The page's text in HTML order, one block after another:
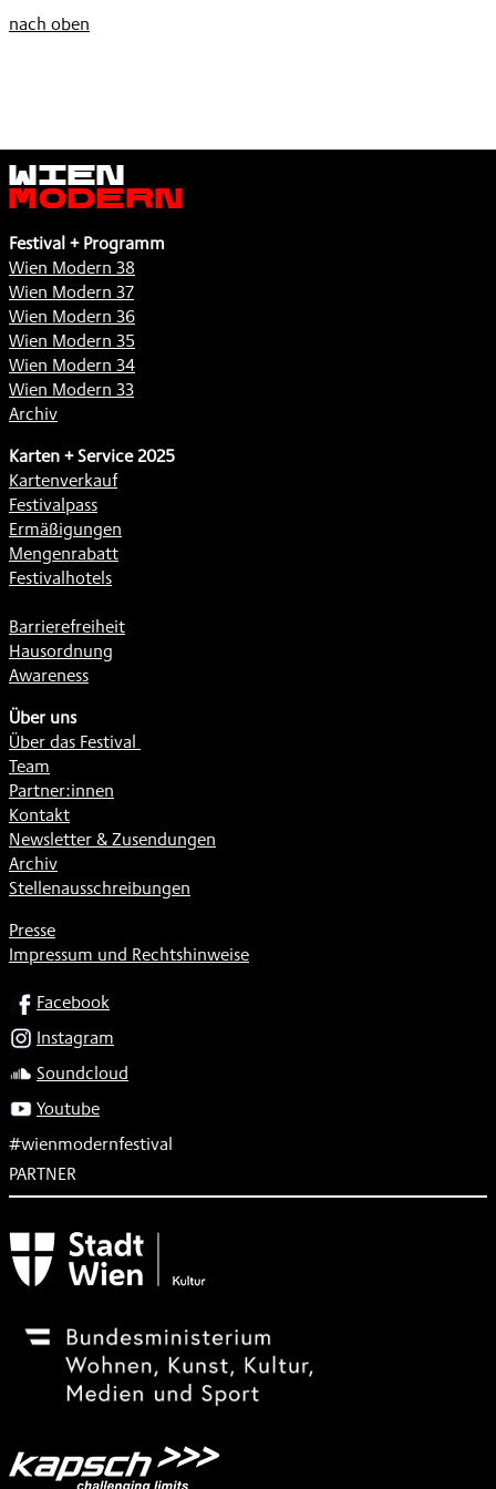
,
DETEKTIVIN
WERDEN
MUND
nach oben
Wien
Modern
Festival + Programm
Wien Modern 38
Wien Modern 37
Wien Modern 36
Wien Modern 35
Wien Modern 34
Wien Modern 33
Archiv
Karten + Service 2025
Kartenverkauf
Festivalpass
Ermäßigungen
Mengenrabatt
Festivalhotels
Barrierefreiheit
Hausordnung
Awareness
Über uns
Über das Festival
Team
Partner:innen
Kontakt
Newsletter & Zusendungen
Archiv
Stellenausschreibungen
Presse
Impressum und Rechtshinweise
SOCIALFacebook
Instagram
Soundcloud
Youtube
#wienmodernfestival
PARTNER
Subventionsgeber